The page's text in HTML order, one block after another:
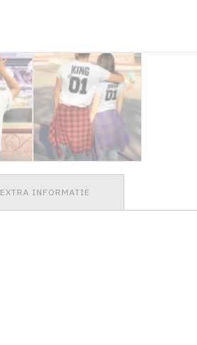
EXTRA INFORMATIE